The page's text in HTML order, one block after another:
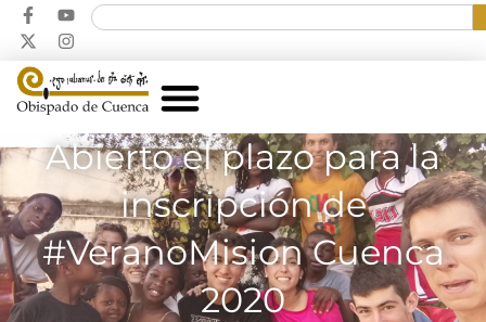
Abierto el plazo para la
inscripción de
#VeranoMision Cuenca
2020